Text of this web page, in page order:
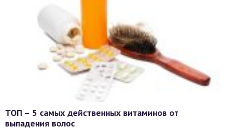
ТОП – 5 самых действенных витаминов от
выпадения волос